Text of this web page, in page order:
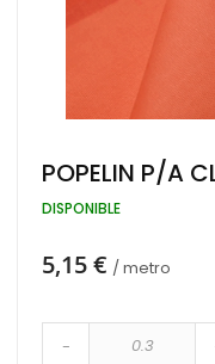
Saltar
al
comienzo
galería
POPELIN P/A
DISPONIBLE
5,15 € / metro
-